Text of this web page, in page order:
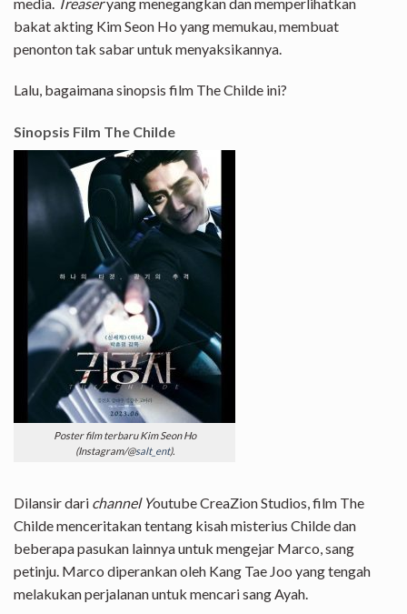
bakat akting Kim Seon Ho yang memukau, membuat
penonton tak sabar untuk menyaksikannya.
Lalu, bagaimana sinopsis film The Childe ini?
Sinopsis Film The Childe
Poster film terbaru Kim Seon Ho
(Instagram/@salt_ent).
Dilansir dari channel Youtube CreaZion Studios, film The
Childe menceritakan tentang kisah misterius Childe dan
beberapa pasukan lainnya untuk mengejar Marco, sang
petinju. Marco diperankan oleh Kang Tae Joo yang tengah
melakukan perjalanan untuk mencari sang Ayah.